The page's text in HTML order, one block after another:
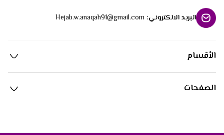
البريد الالكتروني:
Hejab.w.anaqah91@gmail.com
الأقسام
الصفحات